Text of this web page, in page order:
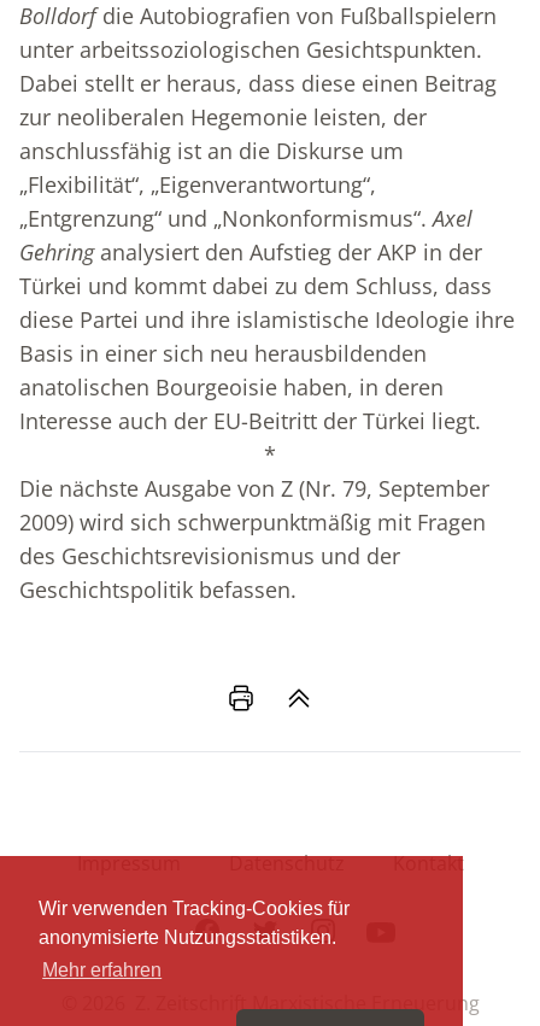
Wir verwenden Tracking-Cookies für
anonymisierte Nutzungsstatistiken.
Mehr erfahren
Bolldorfdie Autobiografien von Fußballspielern
unter arbeitssoziologischen Gesichtspunkten.
Dabei stellt er heraus, dass diese einen Beitrag
zur neoliberalen Hegemonie leisten, der
anschlussfähig ist an die Diskurse um
„Flexibilität“, „Eigenverantwortung“,
„Entgrenzung“ und „Nonkonformismus“.Axel
Gehringanalysiert den Aufstieg der AKP in der
Türkei und kommt dabei zu dem Schluss, dass
diese Partei und ihre islamistische Ideologie ihre
Basis in einer sich neu herausbildenden
anatolischen Bourgeoisie haben, in deren
Interesse auch der EU-Beitritt der Türkei liegt.
*
Die nächste Ausgabe von Z (Nr. 79, September
2009) wird sich schwerpunktmäßig mit Fragen
des Geschichtsrevisionismus und der
Geschichtspolitik befassen.
Impressum Datenschutz Kontakt
FacebookTwitterInstagram
© 2026 Z. Zeitschrift Marxistische Erneuerung